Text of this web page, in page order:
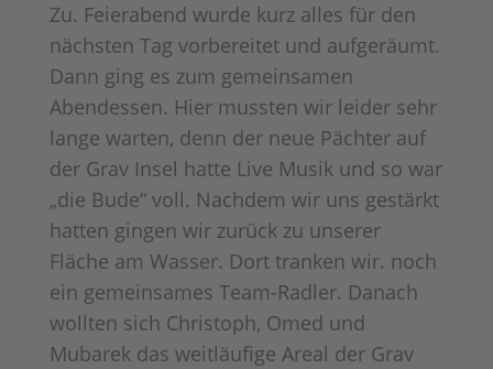
Zu. Feierabend wurde kurz alles für den
nächsten Tag vorbereitet und aufgeräumt.
Dann ging es zum gemeinsamen
Abendessen. Hier mussten wir leider sehr
lange warten, denn der neue Pächter auf
der Grav Insel hatte Live Musik und so war
„die Bude“ voll. Nachdem wir uns gestärkt
hatten gingen wir zurück zu unserer
Fläche am Wasser. Dort tranken wir. noch
ein gemeinsames Team-Radler. Danach
wollten sich Christoph, Omed und
Mubarek das weitläufige Areal der Grav